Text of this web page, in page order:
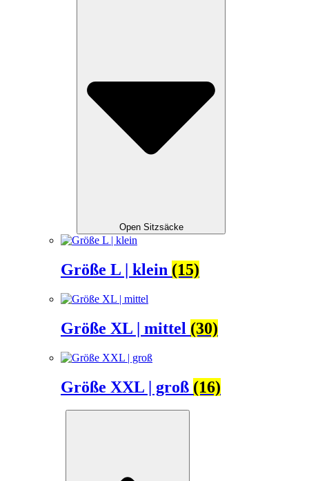
Open Sitzsäcke
Größe L | klein (15)
Größe XL | mittel (30)
Größe XXL | groß (16)